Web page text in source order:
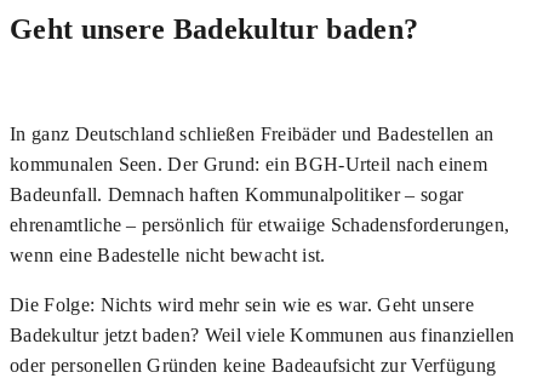
Geht unsere Badekultur baden?
In ganz Deutschland schließen Freibäder und Badestellen an
kommunalen Seen. Der Grund: ein BGH-Urteil nach einem
Badeunfall. Demnach haften Kommunalpolitiker – sogar
ehrenamtliche – persönlich für etwaiige Schadensforderungen,
wenn eine Badestelle nicht bewacht ist.
Die Folge: Nichts wird mehr sein wie es war. Geht unsere
Badekultur jetzt baden? Weil viele Kommunen aus finanziellen
oder personellen Gründen keine Badeaufsicht zur Verfügung